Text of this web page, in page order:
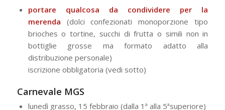
portare qualcosa da condividere per la
merenda (dolci confezionati monoporzione tipo
brioches o tortine, succhi di frutta o simili non in
bottiglie grosse ma formato adatto alla
distribuzione personale)
iscrizione obbligatoria (vedi sotto)
Carnevale MGS
lunedì grasso, 15 febbraio (dalla 1ª alla 5ªsuperiore)